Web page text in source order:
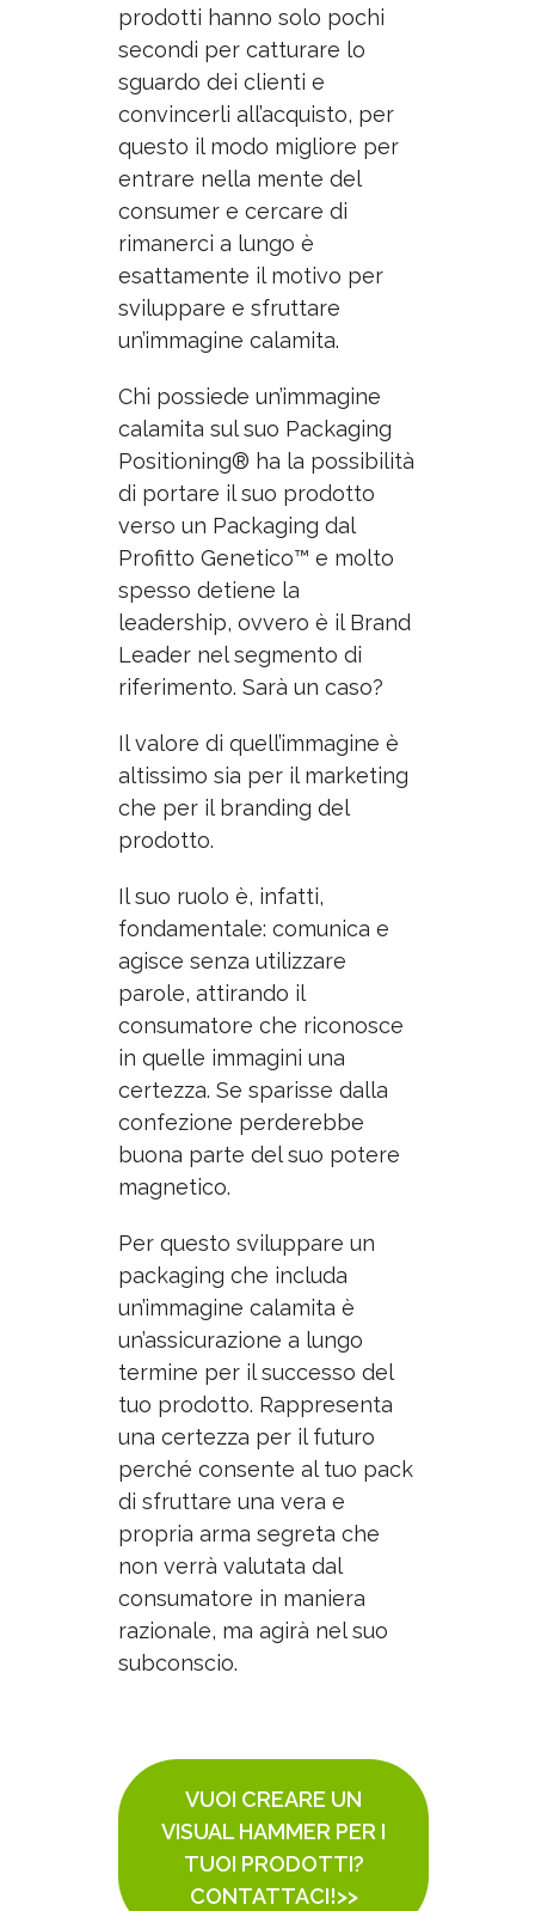
prodotti hanno solo pochi
secondi per catturare lo
sguardo dei clienti e
convincerli all’acquisto, per
questo il modo migliore per
entrare nella mente del
consumer e cercare di
rimanerci a lungo è
esattamente il motivo per
sviluppare e sfruttare
un’immagine calamita.
Chi possiede un’immagine
calamita sul suo Packaging
Positioning® ha la possibilità
di portare il suo prodotto
verso un Packaging dal
Profitto Genetico™ e molto
spesso detiene la
leadership, ovvero è il Brand
Leader nel segmento di
riferimento. Sarà un caso?
Il valore di quell’immagine è
altissimo sia per il marketing
che per il branding del
prodotto.
Il suo ruolo è, infatti,
fondamentale: comunica e
agisce senza utilizzare
parole, attirando il
consumatore che riconosce
in quelle immagini una
certezza. Se sparisse dalla
confezione perderebbe
buona parte del suo potere
magnetico.
Per questo sviluppare un
packaging che includa
un’immagine calamita è
un’assicurazione a lungo
termine per il successo del
tuo prodotto. Rappresenta
una certezza per il futuro
perché consente al tuo pack
di sfruttare una vera e
propria arma segreta che
non verrà valutata dal
consumatore in maniera
razionale, ma agirà nel suo
subconscio.
VUOI CREARE UN
VISUAL HAMMER PER I
TUOI PRODOTTI?
CONTATTACI!>>